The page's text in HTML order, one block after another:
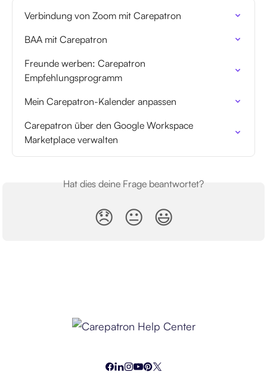
Verbindung von Zoom mit Carepatron
BAA mit Carepatron
Freunde werben: Carepatron
Empfehlungsprogramm
Mein Carepatron-Kalender anpassen
Carepatron über den Google Workspace
Marketplace verwalten
Hat dies deine Frage beantwortet?
😞 😐 😃